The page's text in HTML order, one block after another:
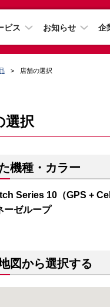
ビス お知らせ 企
店舗の選択
選択
機種・カラー
Series 10（GPS +
ーゼループ
図から選択する